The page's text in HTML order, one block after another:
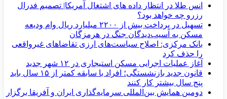
انس طلا در انتظار داده های اشتغال آمریکا| تصمیم فدرال
رزرو چه خواهد بود؟
تسهیل در پرداخت بیش از ۲۲۰۰ میلیارد ریال وام ودیعه
مسکن به آسیب‌دیدگان جنگ در هرمزگان
بانک مرکزی: اصلاح سیاست‌های ارزی تقاضاهای غیرواقعی
را حذف کرد
آغاز عملیات اجرایی مسکن استیجاری در ۱۲ شهر جدید
قانون جدید بازنشستگی؛ افراد با سابقه کمتر از ۱۵ سال باید
پنج سال بیشتر کار کنند
دومین همایش بین‌المللی سرمایه‌گذاری ایران و آفریقا برگزار